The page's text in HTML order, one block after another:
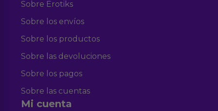
Sobre Erotiks
Sobre los envíos
Sobre los productos
Sobre las devoluciones
Sobre los pagos
Sobre las cuentas
Mi cuenta